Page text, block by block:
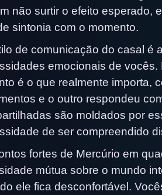
não surtir o efeito esperado,
sintonia com o momento.
de comunicação do casal é
emocionais de
é o que realmente importa,
e o outro respondeu
são moldados por
de ser compreendido
fortes de Mercúrio em
mútua sobre o mundo
ele fica desconfortável.